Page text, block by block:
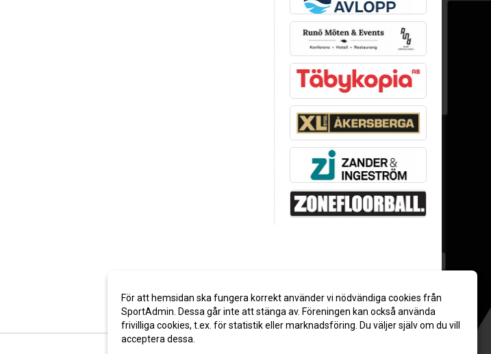
För att hemsidan ska fungera korrekt använder vi nödvändiga cookies från
SportAdmin. Dessa går inte att stänga av. Föreningen kan också använda
frivilliga cookies, t.ex. för statistik eller marknadsföring. Du väljer själv om du vill
acceptera dessa.